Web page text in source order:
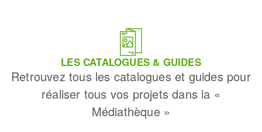
LES CATALOGUES & GUIDES
Retrouvez tous les catalogues et guides pour
réaliser tous vos projets dans la «
Médiathèque »